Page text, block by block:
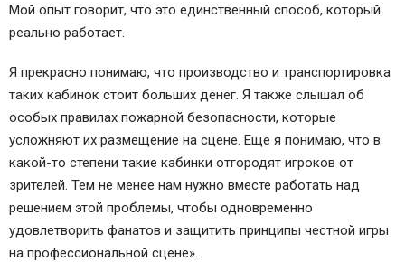
Мой опыт говорит, что это единственный способ, который
реально работает.
Я прекрасно понимаю, что производство и транспортировка
таких кабинок стоит больших денег. Я также слышал об
особых правилах пожарной безопасности, которые
усложняют их размещение на сцене. Еще я понимаю, что в
какой-то степени такие кабинки отгородят игроков от
зрителей. Тем не менее нам нужно вместе работать над
решением этой проблемы, чтобы одновременно
удовлетворить фанатов и защитить принципы честной игры
на профессиональной сцене».